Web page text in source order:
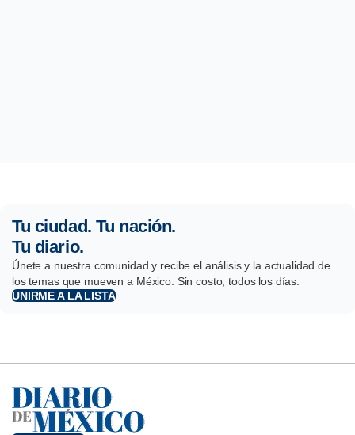
Tu ciudad. Tu nación.
Tu diario.
Únete a nuestra comunidad y recibe el análisis y la actualidad de
los temas que mueven a México. Sin costo, todos los días.
UNIRME A LA LISTA